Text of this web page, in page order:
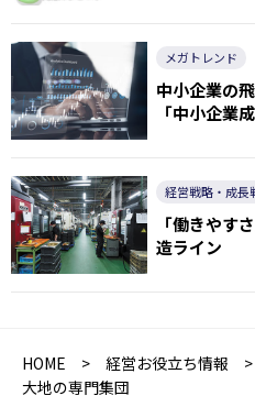
メガトレンド
中小企業の
「中小企業
経営戦略・成長
「働きやす
造ライン
HOME > 経営お役立ち情報 >
大地の専門集団